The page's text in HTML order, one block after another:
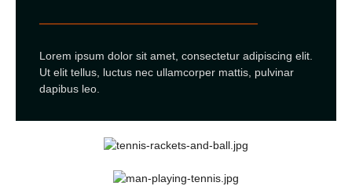
Lorem ipsum dolor sit amet, consectetur adipiscing elit.
Ut elit tellus, luctus nec ullamcorper mattis, pulvinar
dapibus leo.